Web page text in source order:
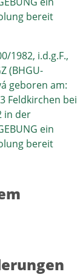
bereit
1982, i.d.g.F.,
(BHGU-
geboren am:
Feldkirchen bei
in der
ein
bereit